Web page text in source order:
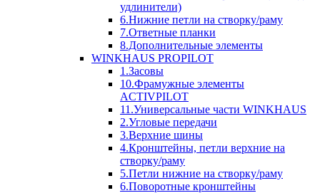
удлинители)
6.Нижние петли на створку/раму
7.Ответные планки
8.Дополнительные элементы
WINKHAUS PROPILOT
1.Засовы
10.Фрамужные элементы
ACTIVPILOT
11.Универсальные части WINKHAUS
2.Угловые передачи
3.Верхние шины
4.Кронштейны, петли верхние на
створку/раму
5.Петли нижние на створку/раму
6.Поворотные кронштейны